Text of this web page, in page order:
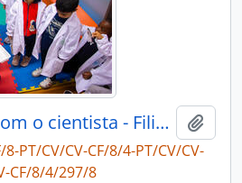
ECV - Encontro com o cientista - Filipe Ribeiro e Diogo Ribeiro
8-PT/CV/CV-CF/8/4-PT/CV/CV-
CF/8/4/297/8